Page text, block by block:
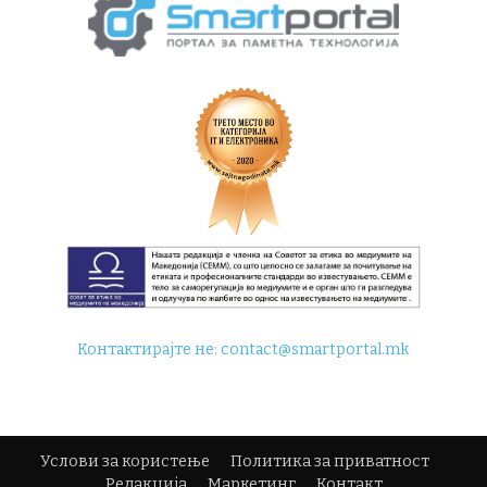
Контактирајте не:contact@smartportal.mk
Услови за користење
Политика за приватност